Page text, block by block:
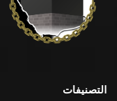
التصنيفات